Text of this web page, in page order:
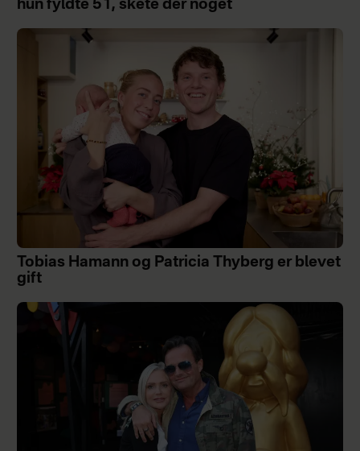
hun fyldte 51, skete der noget
Tobias Hamann og Patricia Thyberg er blevet
gift